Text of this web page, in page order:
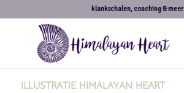
klankschalen, coaching & meer
ILLUSTRATIE HIMALAYAN HEART